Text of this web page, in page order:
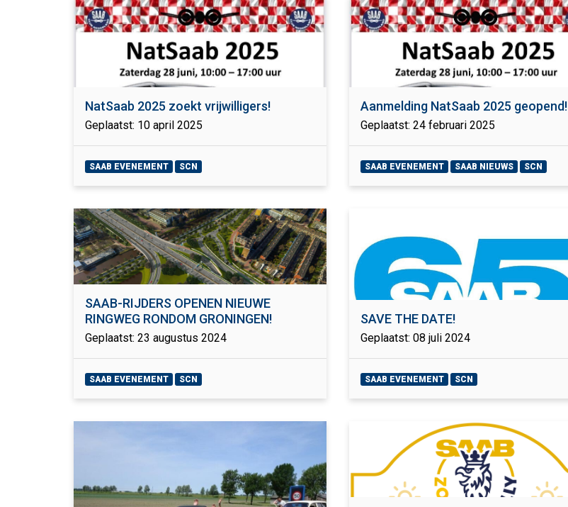
NatSaab 2025 zoekt vrijwilligers!
Geplaatst: 10 april 2025
SAAB EVENEMENT SCN
Aanmelding NatSaab 2025 geopend!
Geplaatst: 24 februari 2025
SAAB EVENEMENT SAAB NIEUWS SCN
SAAB-RIJDERS OPENEN NIEUWE
RINGWEG RONDOM GRONINGEN!
Geplaatst: 23 augustus 2024
SAAB EVENEMENT SCN
SAVE THE DATE!
Geplaatst: 08 juli 2024
SAAB EVENEMENT SCN